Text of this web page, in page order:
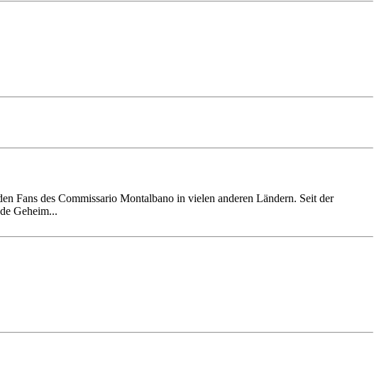
Fans des Commis­sario Montalb­ano in vielen anderen Ländern. Seit der
Geheim...